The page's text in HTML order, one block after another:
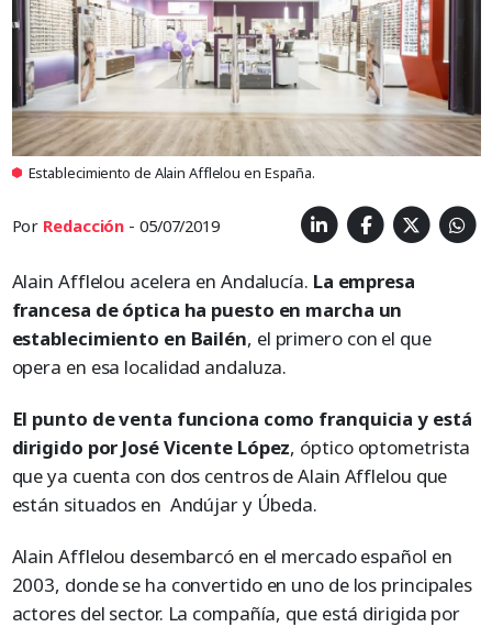
Establecimiento de Alain Afflelou en España.
Por Redacción - 05/07/2019
Alain Afflelou acelera en Andalucía. La empresa
francesa de óptica ha puesto en marcha un
establecimiento en Bailén, el primero con el que
opera en esa localidad andaluza.
El punto de venta funciona como franquicia y está
dirigido por José Vicente López, óptico optometrista
que ya cuenta con dos centros de Alain Afflelou que
están situados en Andújar y Úbeda.
Alain Afflelou desembarcó en el mercado español en
2003, donde se ha convertido en uno de los principales
actores del sector. La compañía, que está dirigida por